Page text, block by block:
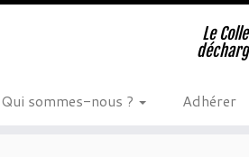
Le
Qui sommes-nous ? Adhérer